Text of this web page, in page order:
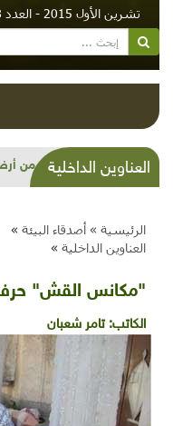
تشرين الأول 2015 - العدد 78 (2015-10-01)
العناوين الداخليةزهرة من
الرئيسية » أصدقاء البيئة »
العناوين الداخلية »
"مكانس القش" حرفة
الكاتب:تامر شعبان